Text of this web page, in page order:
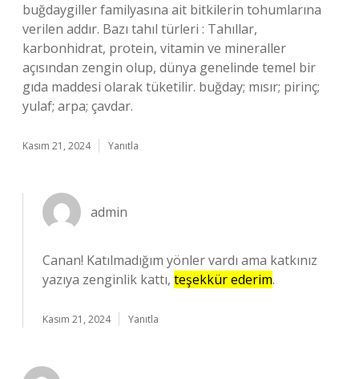
buğdaygiller familyasına ait bitkilerin tohumlarına
verilen addır. Bazı tahıl türleri : Tahıllar,
karbonhidrat, protein, vitamin ve mineraller
açısından zengin olup, dünya genelinde temel bir
gıda maddesi olarak tüketilir. buğday; mısır; pirinç;
yulaf; arpa; çavdar.
Kasım 21, 2024 Yanıtla
admin
Canan! Katılmadığım yönler vardı ama katkınız
yazıya zenginlik kattı, teşekkür ederim.
Kasım 21, 2024 Yanıtla